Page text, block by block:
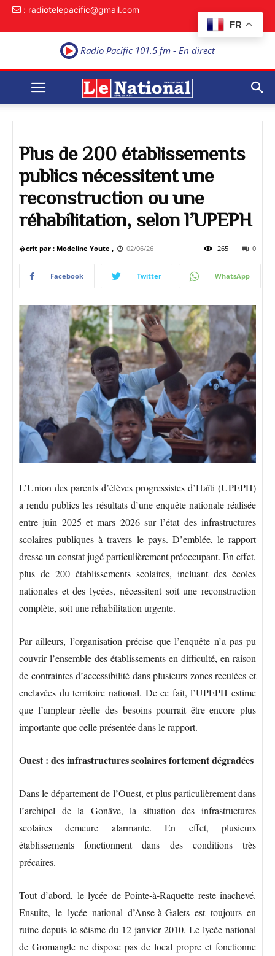
FR
: radiotelepacific@gmail.com
Radio Pacific 101.5 fm - En direct
Plus de 200 établissements
publics nécessitent une
reconstruction ou une
réhabilitation, selon l’UPEPH
�crit par : Modeline Youte , 02/06/26 0
265
Facebook Twitter WhatsApp
L’Union des parents d’élèves progressistes d’Haïti (UPEPH)
a rendu publics les résultats d’une enquête nationale réalisée
entre juin 2025 et mars 2026 sur l’état des infrastructures
scolaires publiques à travers le pays. D’emblée, le rapport
dresse un constat jugé particulièrement préoccupant. En effet,
plus de 200 établissements scolaires, incluant des écoles
nationales et des lycées, nécessitent soit une reconstruction
complète, soit une réhabilitation urgente.
Par ailleurs, l’organisation précise que l’enquête n’a pas pu
couvrir l’ensemble des établissements en difficulté, en raison
de contraintes d’accessibilité dans plusieurs zones reculées et
enclavées du territoire national. De ce fait, l’UPEPH estime
que l’ampleur réelle des besoins pourrait être encore plus
importante que celle présentée dans le rapport.
Ouest : des infrastructures scolaires fortement dégradées
Dans le département de l’Ouest, et plus particulièrement dans
l’archipel de la Gonâve, la situation des infrastructures
scolaires demeure alarmante. En effet, plusieurs
établissements fonctionnent dans des conditions très
précaires.
Tout d’abord, le lycée de Pointe-à-Raquette reste inachevé.
Ensuite, le lycée national d’Anse-à-Galets est toujours en
ruine depuis le séisme du 12 janvier 2010. Le lycée national
de Gromangle ne dispose pas de local propre et fonctionne